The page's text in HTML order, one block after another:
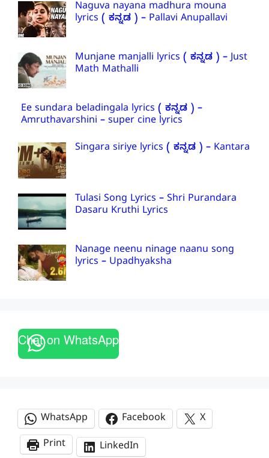
Naguva nayana madhura mouna
lyrics ( ಕನ್ನಡ ) – Pallavi Anupallavi
Munjane manjalli lyrics ( ಕನ್ನಡ ) – Just
Math Mathalli
Ee sundara beladingala lyrics ( ಕನ್ನಡ ) –
Amruthavarshini – super cine lyrics
Singara siriye lyrics ( ಕನ್ನಡ ) – Kantara
Tulasi Song Lyrics – Shri Purandara
Dasaru Kruthi Lyrics
Nanage neenu ninage naanu song
lyrics – Upadhyaksha
Chat on WhatsApp
WhatsApp Facebook
X
Print
LinkedIn